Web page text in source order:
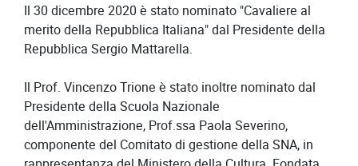
Il 30 dicembre 2020 è stato nominato "Cavaliere al
merito della Repubblica Italiana" dal Presidente della
Repubblica Sergio Mattarella.
Il Prof. Vincenzo Trione è stato inoltre nominato dal
Presidente della Scuola Nazionale
dell'Amministrazione, Prof.ssa Paola Severino,
componente del Comitato di gestione della SNA, in